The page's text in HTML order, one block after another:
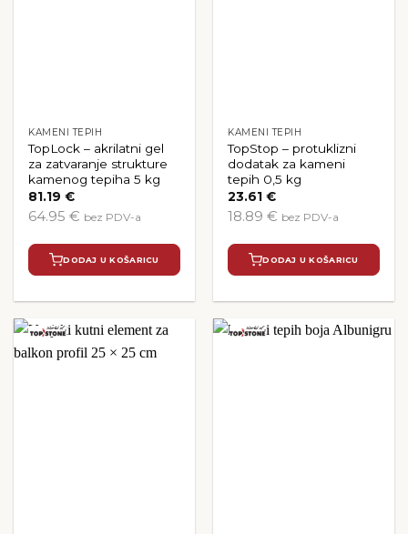
KAMENI TEPIH
TopLock – akrilatni gel
za zatvaranje strukture
kamenog tepiha 5 kg
81.19€
64.95 € bez PDV-a
DODAJ U KOŠARICU
KAMENI TEPIH
TopStop – protuklizni
dodatak za kameni
tepih 0,5 kg
23.61€
18.89 € bez PDV-a
DODAJ U KOŠARICU